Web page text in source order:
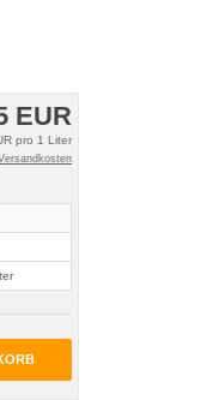
EUR
pro 1 Liter